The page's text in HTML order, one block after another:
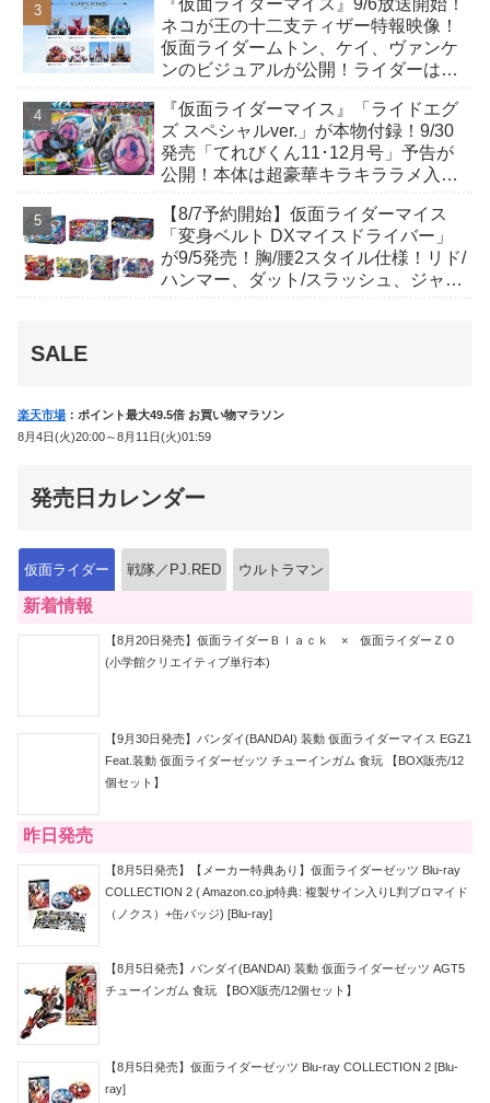
んも変身！
『仮面ライダーマイス』9/6放送開始！
ネコが王の十二支ティザー特報映像！
仮面ライダームトン、ケイ、ヴァンケ
ンのビジュアルが公開！ライダーは子
『仮面ライダーマイス』「ライドエグ
ズ スペシャルver.」が本物付録！9/30
発売「てれびくん11･12月号」予告が
公開！本体は超豪華キラキララメ入
音声が！
【8/7予約開始】仮面ライダーマイス
「変身ベルト DXマイスドライバー」
が9/5発売！胸/腰2スタイル仕様！リド/
ハンマー、ダット/スラッシュ、ジャ
SALE
楽天市場 ：ポイント最大49.5倍 お買い物マラソン
8月4日(火)20:00～8月11日(火)01:59
発売日カレンダー
仮面ライダー 戦隊／PJ.RED ウルトラマン
新着情報
【8月20日発売】仮面ライダーＢｌａｃｋ × 仮面ライダーＺＯ
(小学館クリエイティブ単行本)
【9月30日発売】バンダイ(BANDAI) 装動 仮面ライダーマイス EGZ1
Feat.装動 仮面ライダーゼッツ チューインガム 食玩 【BOX販売/12
個セット】
昨日発売
【8月5日発売】【メーカー特典あり】仮面ライダーゼッツ Blu-ray
COLLECTION 2 ( Amazon.co.jp特典: 複製サイン入りL判ブロマイド
（ノクス）+缶バッジ) [Blu-ray]
【8月5日発売】バンダイ(BANDAI) 装動 仮面ライダーゼッツ AGT5
チューインガム 食玩 【BOX販売/12個セット】
【8月5日発売】仮面ライダーゼッツ Blu-ray COLLECTION 2 [Blu-
ray]